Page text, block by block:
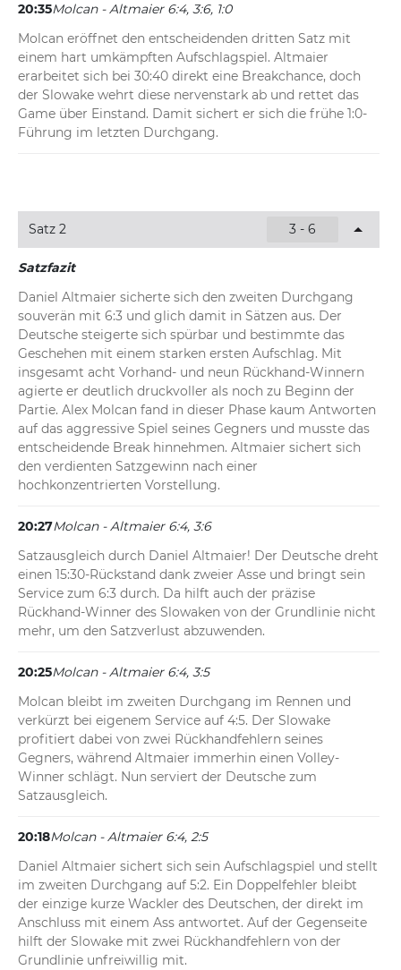
20:35Molcan - Altmaier 6:4, 3:6, 1:0
Molcan eröffnet den entscheidenden dritten Satz mit
einem hart umkämpften Aufschlagspiel. Altmaier
erarbeitet sich bei 30:40 direkt eine Breakchance, doch
der Slowake wehrt diese nervenstark ab und rettet das
Game über Einstand. Damit sichert er sich die frühe 1:0-
Führung im letzten Durchgang.
Satz 2 3 - 6
Satzfazit
Daniel Altmaier sicherte sich den zweiten Durchgang
souverän mit 6:3 und glich damit in Sätzen aus. Der
Deutsche steigerte sich spürbar und bestimmte das
Geschehen mit einem starken ersten Aufschlag. Mit
insgesamt acht Vorhand- und neun Rückhand-Winnern
agierte er deutlich druckvoller als noch zu Beginn der
Partie. Alex Molcan fand in dieser Phase kaum Antworten
auf das aggressive Spiel seines Gegners und musste das
entscheidende Break hinnehmen. Altmaier sichert sich
den verdienten Satzgewinn nach einer
hochkonzentrierten Vorstellung.
20:27Molcan - Altmaier 6:4, 3:6
Satzausgleich durch Daniel Altmaier! Der Deutsche dreht
einen 15:30-Rückstand dank zweier Asse und bringt sein
Service zum 6:3 durch. Da hilft auch der präzise
Rückhand-Winner des Slowaken von der Grundlinie nicht
mehr, um den Satzverlust abzuwenden.
20:25Molcan - Altmaier 6:4, 3:5
Molcan bleibt im zweiten Durchgang im Rennen und
verkürzt bei eigenem Service auf 4:5. Der Slowake
profitiert dabei von zwei Rückhandfehlern seines
Gegners, während Altmaier immerhin einen Volley-
Winner schlägt. Nun serviert der Deutsche zum
Satzausgleich.
20:18Molcan - Altmaier 6:4, 2:5
Daniel Altmaier sichert sich sein Aufschlagspiel und stellt
im zweiten Durchgang auf 5:2. Ein Doppelfehler bleibt
der einzige kurze Wackler des Deutschen, der direkt im
Anschluss mit einem Ass antwortet. Auf der Gegenseite
hilft der Slowake mit zwei Rückhandfehlern von der
Grundlinie unfreiwillig mit.